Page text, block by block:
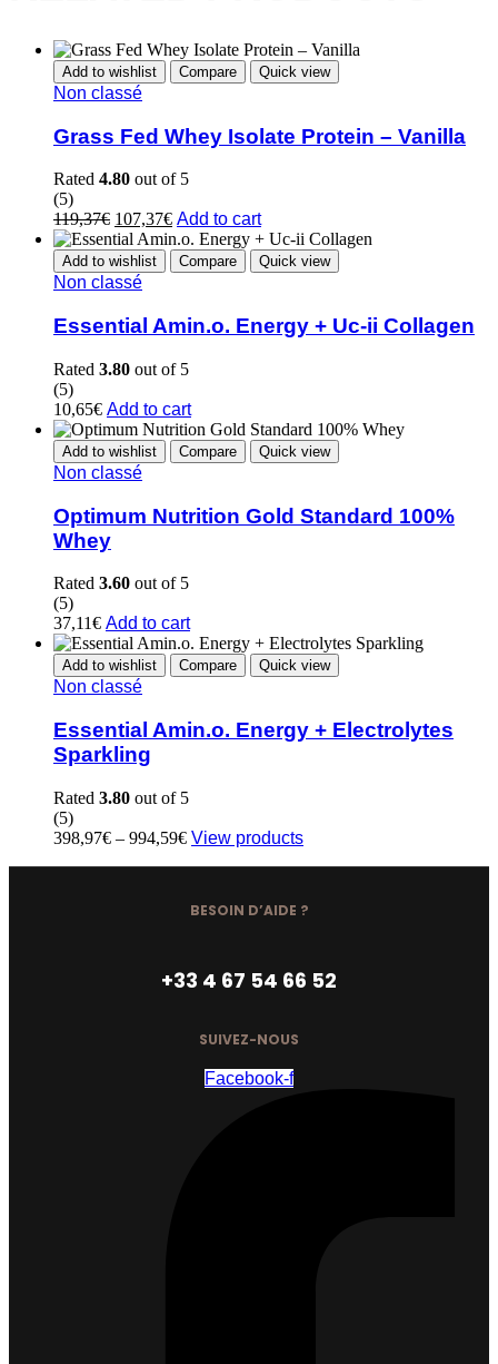
Add to wishlist Compare Quick view
Non classé
Grass Fed Whey Isolate Protein – Vanilla
Rated 4.80 out of 5
(5)
119,37€ Original
price
was:
119,37€.
107,37€Current
price
is:
107,37€.
Add to cart
Add to wishlist Compare Quick view
Non classé
Essential Amin.o. Energy + Uc-ii Collagen
Rated 3.80 out of 5
(5)
10,65€ Add to cart
Add to wishlist Compare Quick view
Non classé
Optimum Nutrition Gold Standard 100%
Whey
Rated 3.60 out of 5
(5)
37,11€ Add to cart
Add to wishlist Compare Quick view
Non classé
Essential Amin.o. Energy + Electrolytes
Sparkling
Rated 3.80 out of 5
(5)
398,97€ – 994,59€Price
994,59€
View products
BESOIN D’AIDE ?
+33 4 67 54 66 52
SUIVEZ-NOUS
Facebook-f